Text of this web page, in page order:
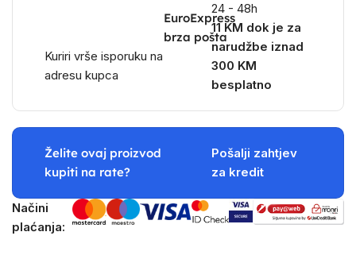
EuroExpress
brza pošta
Kuriri vrše isporuku na
adresu kupca
24 - 48h
11 KM dok je za
narudžbe iznad
300 KM
besplatno
Želite ovaj proizvod
kupiti na rate?
Pošalji zahtjev
za kredit
Načini
plaćanja: